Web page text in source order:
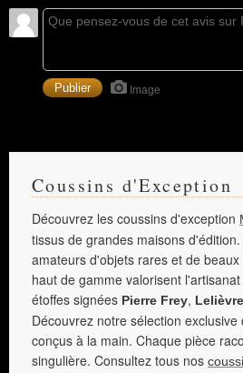
Image
Coussins d'Exception
Découvrez les coussins d'exception
tissus de grandes maisons
amateurs d'objets rares et de
haut de gamme valorisent
étoffes signées Pierre Frey, Lelièvre
Découvrez notre sélection
conçus à la main. Chaque pièce
singulière. Consultez tous nos